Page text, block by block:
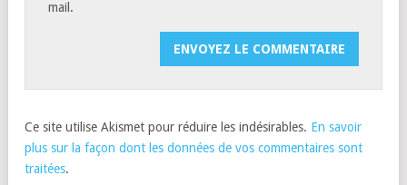
mail.
Ce site utilise Akismet pour réduire les indésirables. En savoir
plus sur la façon dont les données de vos commentaires sont
traitées.